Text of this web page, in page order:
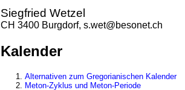
Siegfried Wetzel
CH 3400 Burgdorf, s.wet@besonet.ch
Kalender
Alternativen zum Gregorianischen Kalender
Meton-Zyklus und Meton-Periode